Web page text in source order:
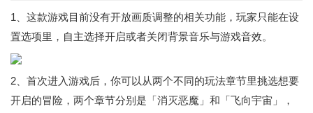
1、这款游戏目前没有开放画质调整的相关功能，玩家只能在设
置选项里，自主选择开启或者关闭背景音乐与游戏音效。
2、首次进入游戏后，你可以从两个不同的玩法章节里挑选想要
开启的冒险，两个章节分别是「消灭恶魔」和「飞向宇宙」，